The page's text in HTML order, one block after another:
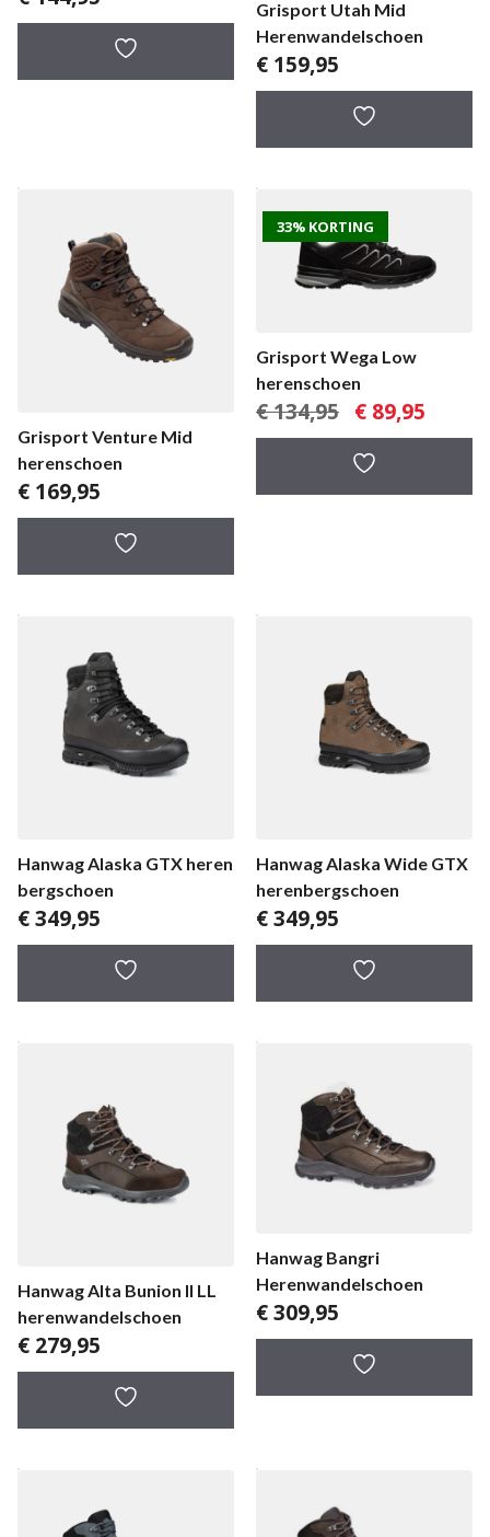
Grisport Utah Mid
Herenwandelschoen
€ 159,95
Grisport Venture Mid
herenschoen
€ 169,95
33% KORTING
Grisport Wega Low
herenschoen
€134,95
Oorspronkelijke
was:
€ 134,95.
€ 89,95
Hanwag Alaska GTX heren
bergschoen
€349,95
Hanwag Alaska Wide GTX
herenbergschoen
€349,95
Hanwag Alta Bunion II LL
herenwandelschoen
€ 279,95
Hanwag Bangri
Herenwandelschoen
€309,95